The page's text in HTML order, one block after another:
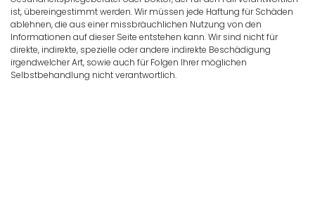
ist, übereingestimmt werden. Wir müssen jede Haftung für Schäden
ablehnen, die aus einer missbräuchlichen Nutzung von den
Informationen auf dieser Seite entstehen kann. Wir sind nicht für
direkte, indirekte, spezielle oder andere indirekte Beschädigung
irgendwelcher Art, sowie auch für Folgen Ihrer möglichen
Selbstbehandlung nicht verantwortlich.